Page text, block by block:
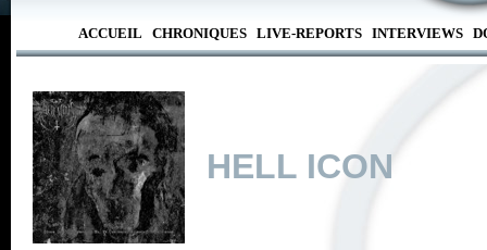
ACCUEIL CHRONIQUES LIVE-REPORTS INTERVIEWS
HELL ICON